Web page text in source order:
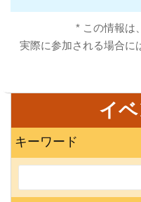
* この情報は
実際に参加される場合に
イ
キーワード